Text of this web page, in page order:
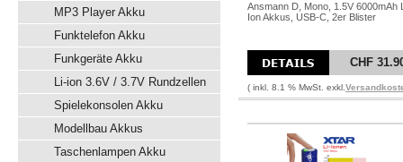
MP3 Player Akku
Funktelefon Akku
Funkgeräte Akku
Li-ion 3.6V / 3.7V Rundzellen
Spielekonsolen Akku
Modellbau Akkus
Taschenlampen Akku
Ansmann D, Mono, 1.5V 6000mAh
Ion Akkus, USB-C, 2er Blister
CHF
( inkl. 8.1 % MwSt. exkl.